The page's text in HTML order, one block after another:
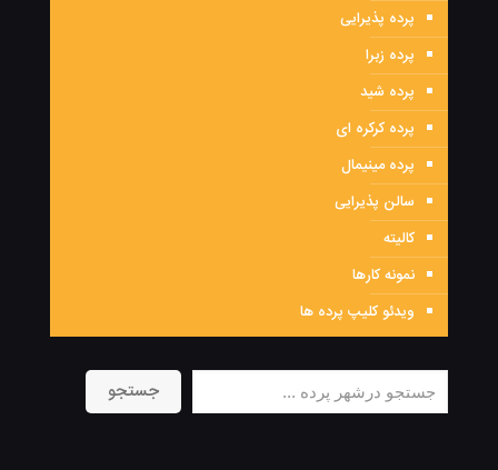
پرده پذیرایی
پرده زبرا
پرده شید
پرده کرکره ای
پرده مینیمال
سالن پذیرایی
کالیته
نمونه کارها
ویدئو کلیپ پرده ها
جستجو جستجو